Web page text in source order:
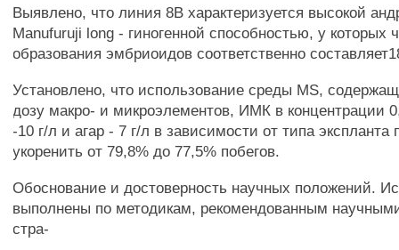
Выявлено, что линия 8В характеризуется высокой
Manufuruji long - гиногенной способностью, у которых
образования эмбриоидов соответственно
Установлено, что использование среды MS,
дозу макро- и микроэлементов, ИМК в концентрации
-10 г/л и агар - 7 г/л в зависимости от типа экспланта
укоренить от 79,8% до 77,5% побегов.
Обоснование и достоверность научных положений.
выполнены по методикам, рекомендованным
стра-